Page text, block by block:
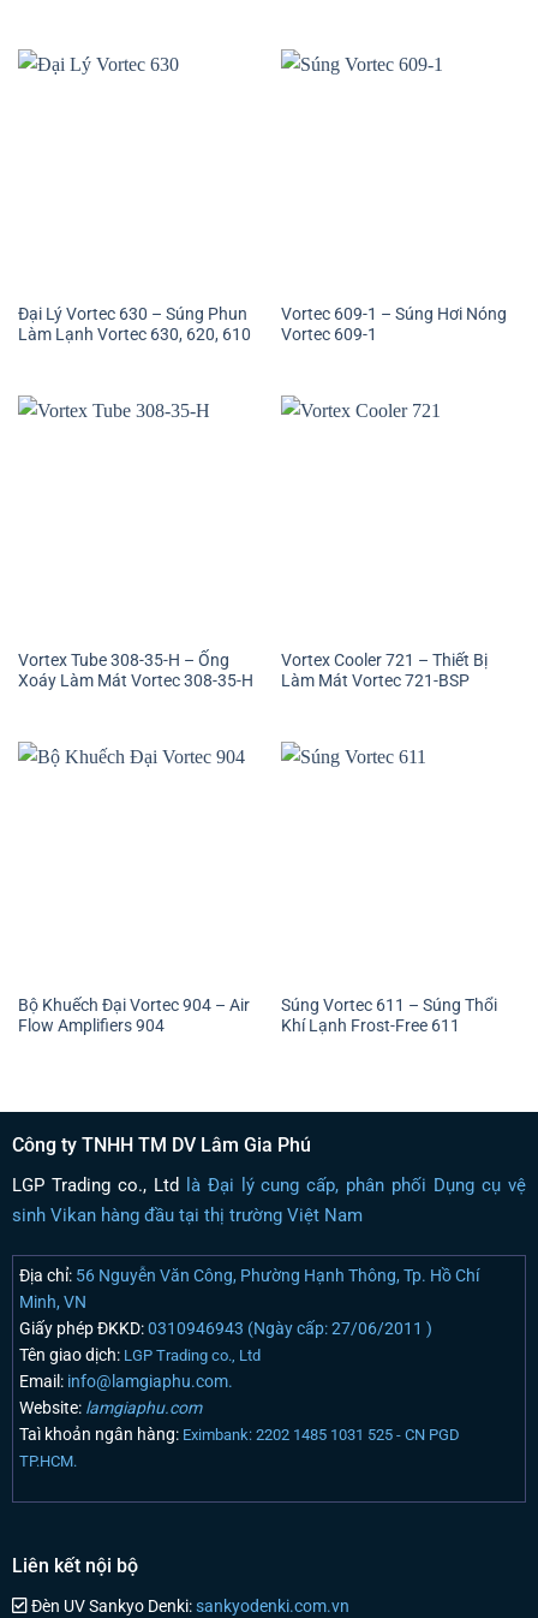
Đại Lý Vortec 630 – Súng Phun
Làm Lạnh Vortec 630, 620, 610
Vortec 609-1 – Súng Hơi Nóng
Vortec 609-1
Vortex Tube 308-35-H – Ống
Xoáy Làm Mát Vortec 308-35-H
Vortex Cooler 721 – Thiết Bị
Làm Mát Vortec 721-BSP
Bộ Khuếch Đại Vortec 904 – Air
Flow Amplifiers 904
Súng Vortec 611 – Súng Thổi
Khí Lạnh Frost-Free 611
Công ty TNHH TM DV Lâm Gia Phú
LGP Trading co., Ltd là Đại lý cung cấp, phân phối Dụng cụ vệ
sinh Vikan hàng đầu tại thị trường Việt Nam
Địa chỉ:56 Nguyễn Văn Công, Phường Hạnh Thông, Tp. Hồ Chí
Minh, VN
Giấy phép ĐKKD:0310946943 (Ngày cấp: 27/06/2011 )
Tên giao dịch: LGP Trading co., Ltd
Email:info@lamgiaphu.com.
Website:lamgiaphu.com
Taì khoản ngân hàng: Eximbank: 2202 1485 1031 525 - CN PGD
TP.HCM.
Liên kết nội bộ
Đèn UV Sankyo Denki:sankyodenki.com.vn